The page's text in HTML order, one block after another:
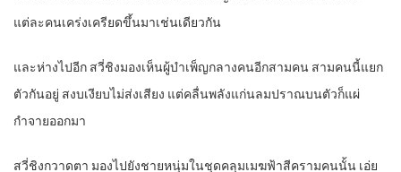
แต่ละคนเคร่งเครียดขึ้นมาเช่นเดียวกัน
และห่างไปอีก สวี่ชิงมองเห็นผู้บำเพ็ญกลางคนอีกสามคน สามคนนี้แยก
ตัวกันอยู่ สงบเงียบไม่ส่งเสียง แต่คลื่นพลังแก่นลมปราณบนตัวก็แผ่
กำจายออกมา
สวี่ชิงกวาดตา มองไปยังชายหนุ่มในชุดคลุมเมฆฟ้าสีครามคนนั้น เอ่ย